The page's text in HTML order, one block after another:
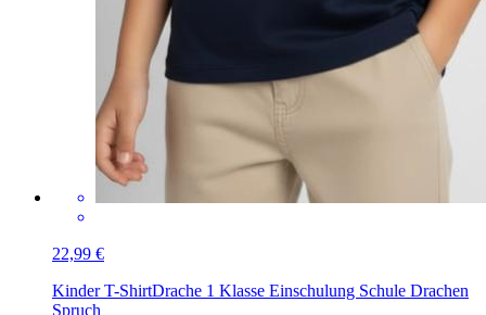
22,99 €
Kinder T-ShirtDrache 1 Klasse Einschulung Schule Drachen
Spruch